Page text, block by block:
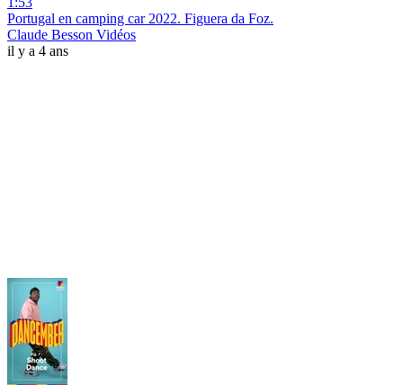
Portugal en camping car 2022. Figuera da Foz.
Claude Besson Vidéos
il y a 4 ans